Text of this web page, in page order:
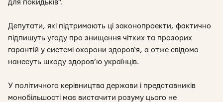
для покидьків”.
Депутати, які підтримають ці законопроекти, фактично
підпишуть угоду про знищення чітких та прозорих
гарантій у системі охорони здоров‘я, а отже свідомо
нанесуть шкоду здоров’ю українців.
У політичного керівництва держави і представників
монобільшості має вистачити розуму цього не